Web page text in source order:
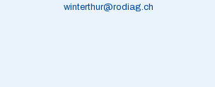
winterthur@rodiag.ch